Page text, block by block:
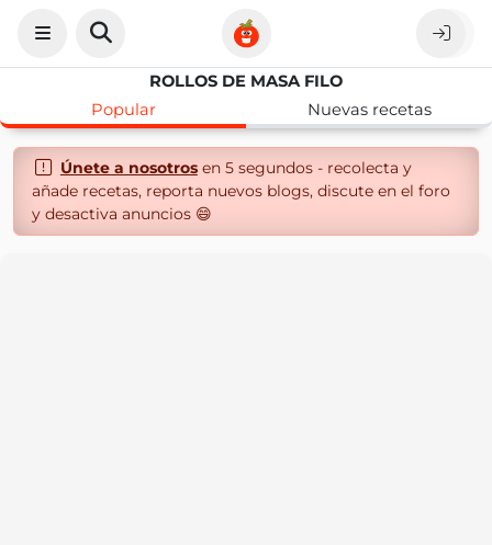
ROLLOS DE MASA FILO
Popular
Nuevas recetas
Únete a nosotrosen 5 segundos - recolecta y
añade recetas, reporta nuevos blogs, discute en el foro
y desactiva anuncios 😄